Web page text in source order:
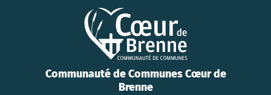
Communauté de Communes Cœur de
Brenne